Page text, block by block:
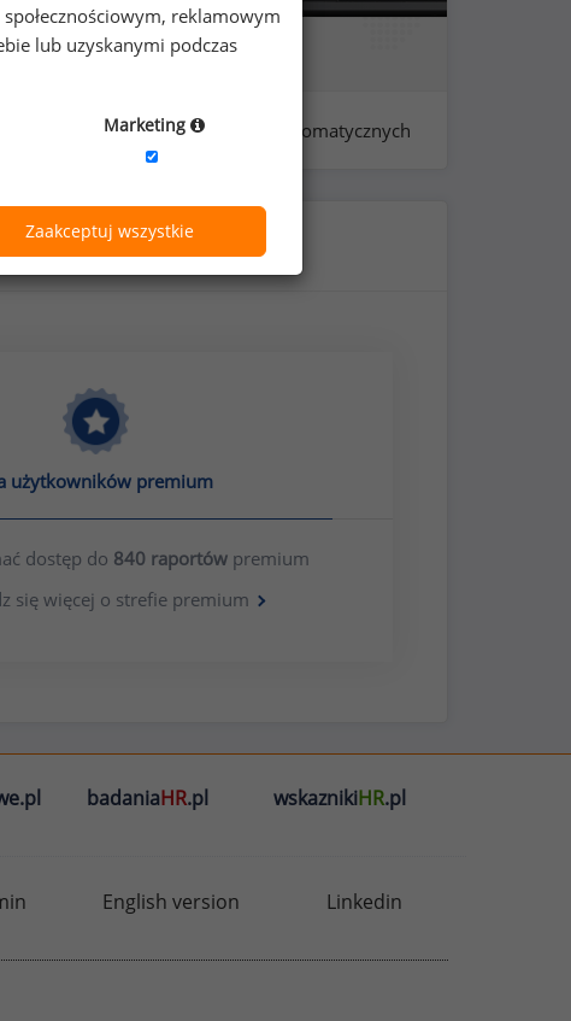
próba: 440 - testerów automatycznych
użytkowników premium
dostęp do 840 raportówpremium
się więcej o strefie premium
badaniaHR.pl wskaznikiHR.pl
English version Linkedin
reklamowym
lub uzyskanymi podczas
Marketing
Zaakceptuj wszystkie